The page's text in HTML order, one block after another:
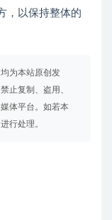
，以保持整体的
为本站原创发
止复制、盗用、
体平台。如若本
行处理。